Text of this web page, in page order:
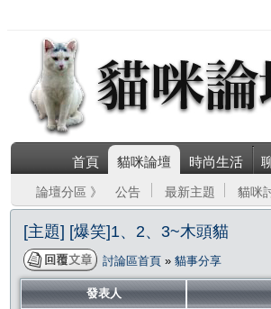
首頁 貓咪論壇 時尚生活
論壇分區 》 公告 最新主題 貓咪
[主題] [爆笑]1、2、3~木頭貓
討論區首頁 » 貓事分享
發表人